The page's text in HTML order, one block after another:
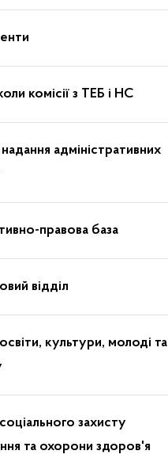
комісії з ТЕБ і НС
адміністративних
правова база
відділ
культури, молоді та
захисту
та охорони здоров'я